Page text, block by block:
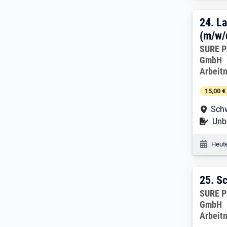
24.
24.
(m/
SURE
GmbH
15,00
25.
25.
SURE
GmbH